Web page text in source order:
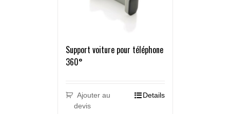
Support voiture pour téléphone
360°
Ajouter au
devis
Details